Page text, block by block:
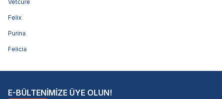
Vetcure
Felix
Purina
Felicia
E-BÜLTENİMİZE ÜYE OLUN!